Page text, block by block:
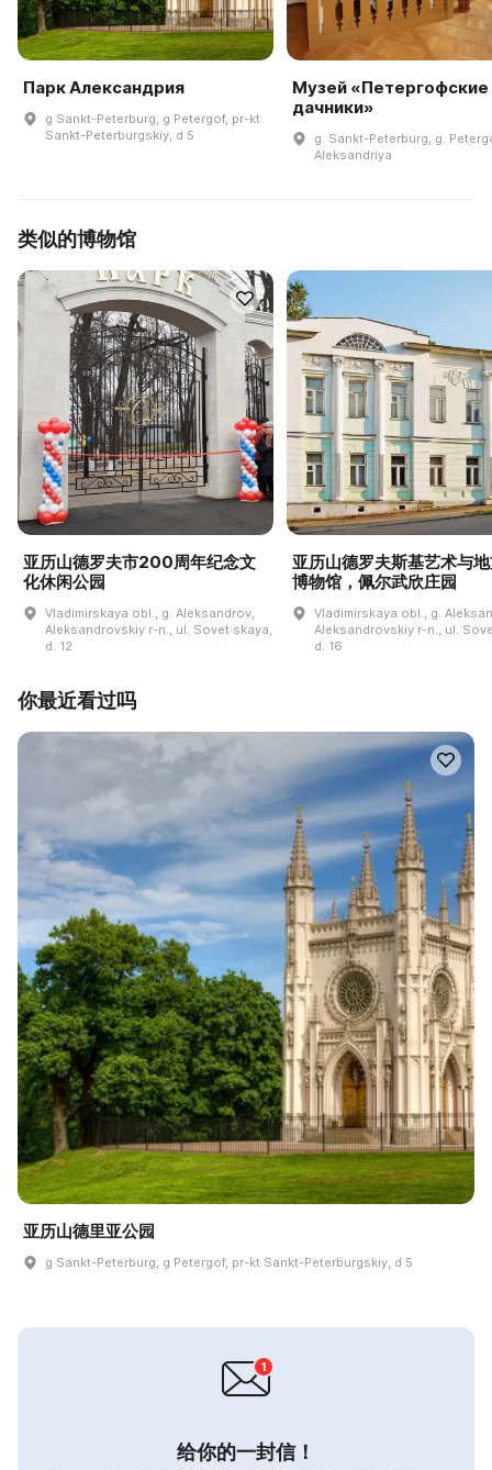
Парк Александрия
g Sankt-Peterburg, g Petergof, pr-kt
Sankt-Peterburgskiy, d 5
Музей «Петергофские
дачники»
g. Sankt-Peterburg, g.
Aleksandriya
类似的博物馆
亚历山德罗夫市200周年纪念文
化休闲公园
Vladimirskaya obl., g. Aleksandrov,
Aleksandrovskiy r-n., ul. Sovet·skaya,
d. 12
亚历山德罗夫斯基艺术与
博物馆，佩尔武欣庄园
Vladimirskaya obl., g.
Aleksandrovskiy r-n., ul.
d. 16
你最近看过吗
亚历山德里亚公园
g Sankt-Peterburg, g Petergof, pr-kt Sankt-Peterburgskiy, d 5
给你的一封信！